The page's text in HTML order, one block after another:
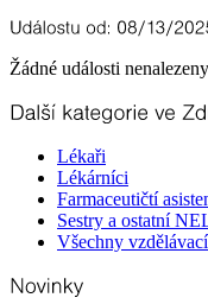
Žádné události nenalezeny
Lékaři
Lékárníci
Farmaceutičtí
Sestry a ostatní
Všechny